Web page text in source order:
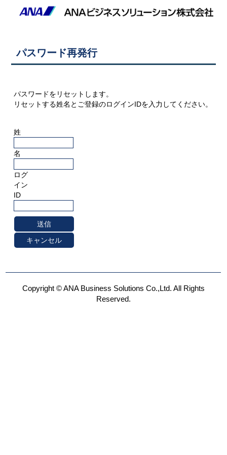
パスワード再発行
パスワードをリセットします。
リセットする姓名とご登録のログインIDを入力してください。
姓
名
ログ
イン
ID
Copyright © ANA Business Solutions Co.,Ltd. All Rights
Reserved.